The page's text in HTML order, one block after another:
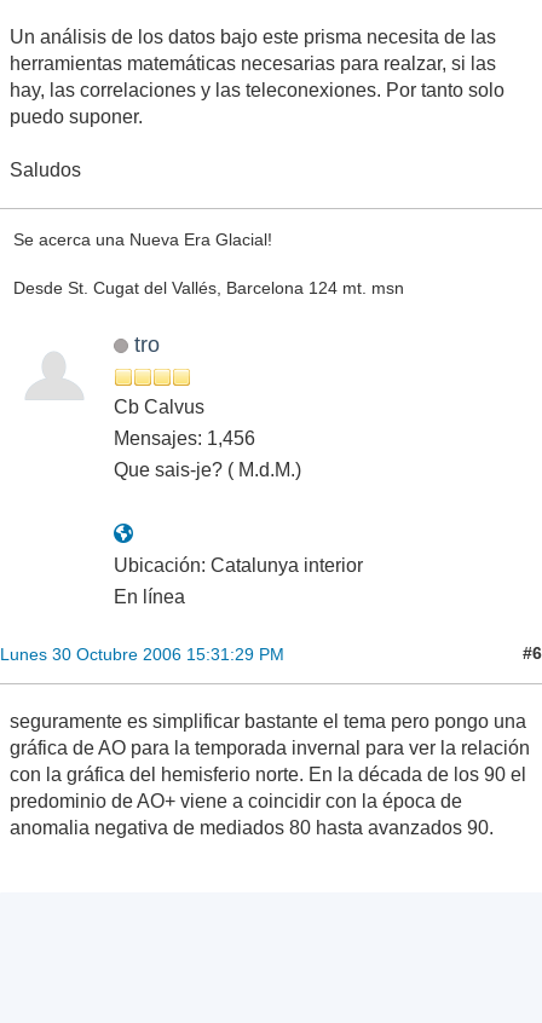
Un análisis de los datos bajo este prisma necesita de las
herramientas matemáticas necesarias para realzar, si las
hay, las correlaciones y las teleconexiones. Por tanto solo
puedo suponer.
Saludos
Se acerca una Nueva Era Glacial!
Desde St. Cugat del Vallés, Barcelona 124 mt. msn
tro
Cb Calvus
Mensajes: 1,456
Que sais-je? ( M.d.M.)
Ubicación: Catalunya interior
En línea
Lunes 30 Octubre 2006 15:31:29 PM #6
seguramente es simplificar bastante el tema pero pongo una
gráfica de AO para la temporada invernal para ver la relación
con la gráfica del hemisferio norte. En la década de los 90 el
predominio de AO+ viene a coincidir con la época de
anomalia negativa de mediados 80 hasta avanzados 90.